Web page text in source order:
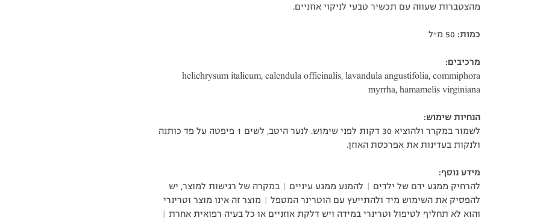
מהצטברות שעווה עם תכשיר טבעי לניקוי אוזניים.
כמות:
מרכיבים:
helichrysum italicum, calendula officinalis, lavandula angustifolia, commiphora
myrrha, hamamelis virginiana
הנחיות שימוש:
לשמור במקרר ולהוציא 30 דקות לפני שימוש. לנער היטב, לשים 1 פיפטה על פד כותנה
ולנקות בעדינות את אפרכסת האוזן.
מידע נוסף:
להרחיק ממגע ידם של ילדים | להמנע ממגע עיניים | במקרה של רגישות למוצר, יש
להפסיק את השימוש מיד ולהתייעץ עם הוטרינר המטפל | מוצר זה אינו מוצר וטרינרי
והוא לא תחליף לטיפול וטרינרי במידה ויש דלקת אוזניים או כל בעיה רפואית אחרת |